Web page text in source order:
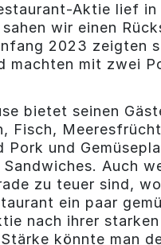
Aktie lief
wir einen
2023 zeigten
machten mit zwei
bietet seinen
Fisch,
und
Auch
zu teuer sind,
ein paar
nach ihrer
könnte man